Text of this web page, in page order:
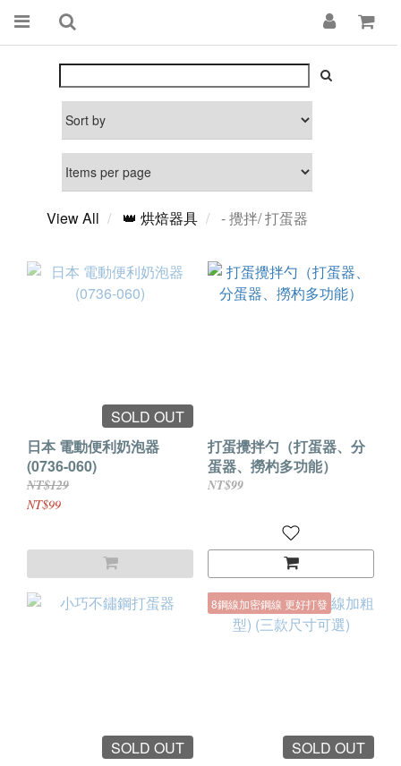
View All 👑 烘焙器具 - 攪拌/ 打蛋器
SOLD OUT
日本 電動便利奶泡器
(0736-060)
NT$129
NT$99
打蛋攪拌勺（打蛋器、分
蛋器、撈杓多功能）
NT$99
SOLD OUT
8鋼線加密鋼線 更好打發
SOLD OUT